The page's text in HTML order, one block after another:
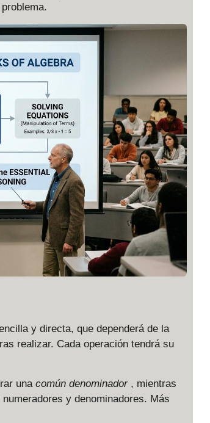
y directa, que dependerá de la
realizar. Cada operación tendrá su
una común denominador , mientras
y denominadores. Más